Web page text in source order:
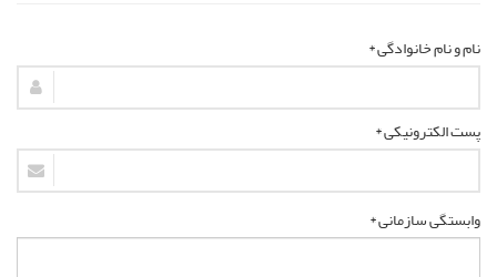
نام و نام خانوادگی *
پست الکترونیکی *
وابستگی سازمانی *